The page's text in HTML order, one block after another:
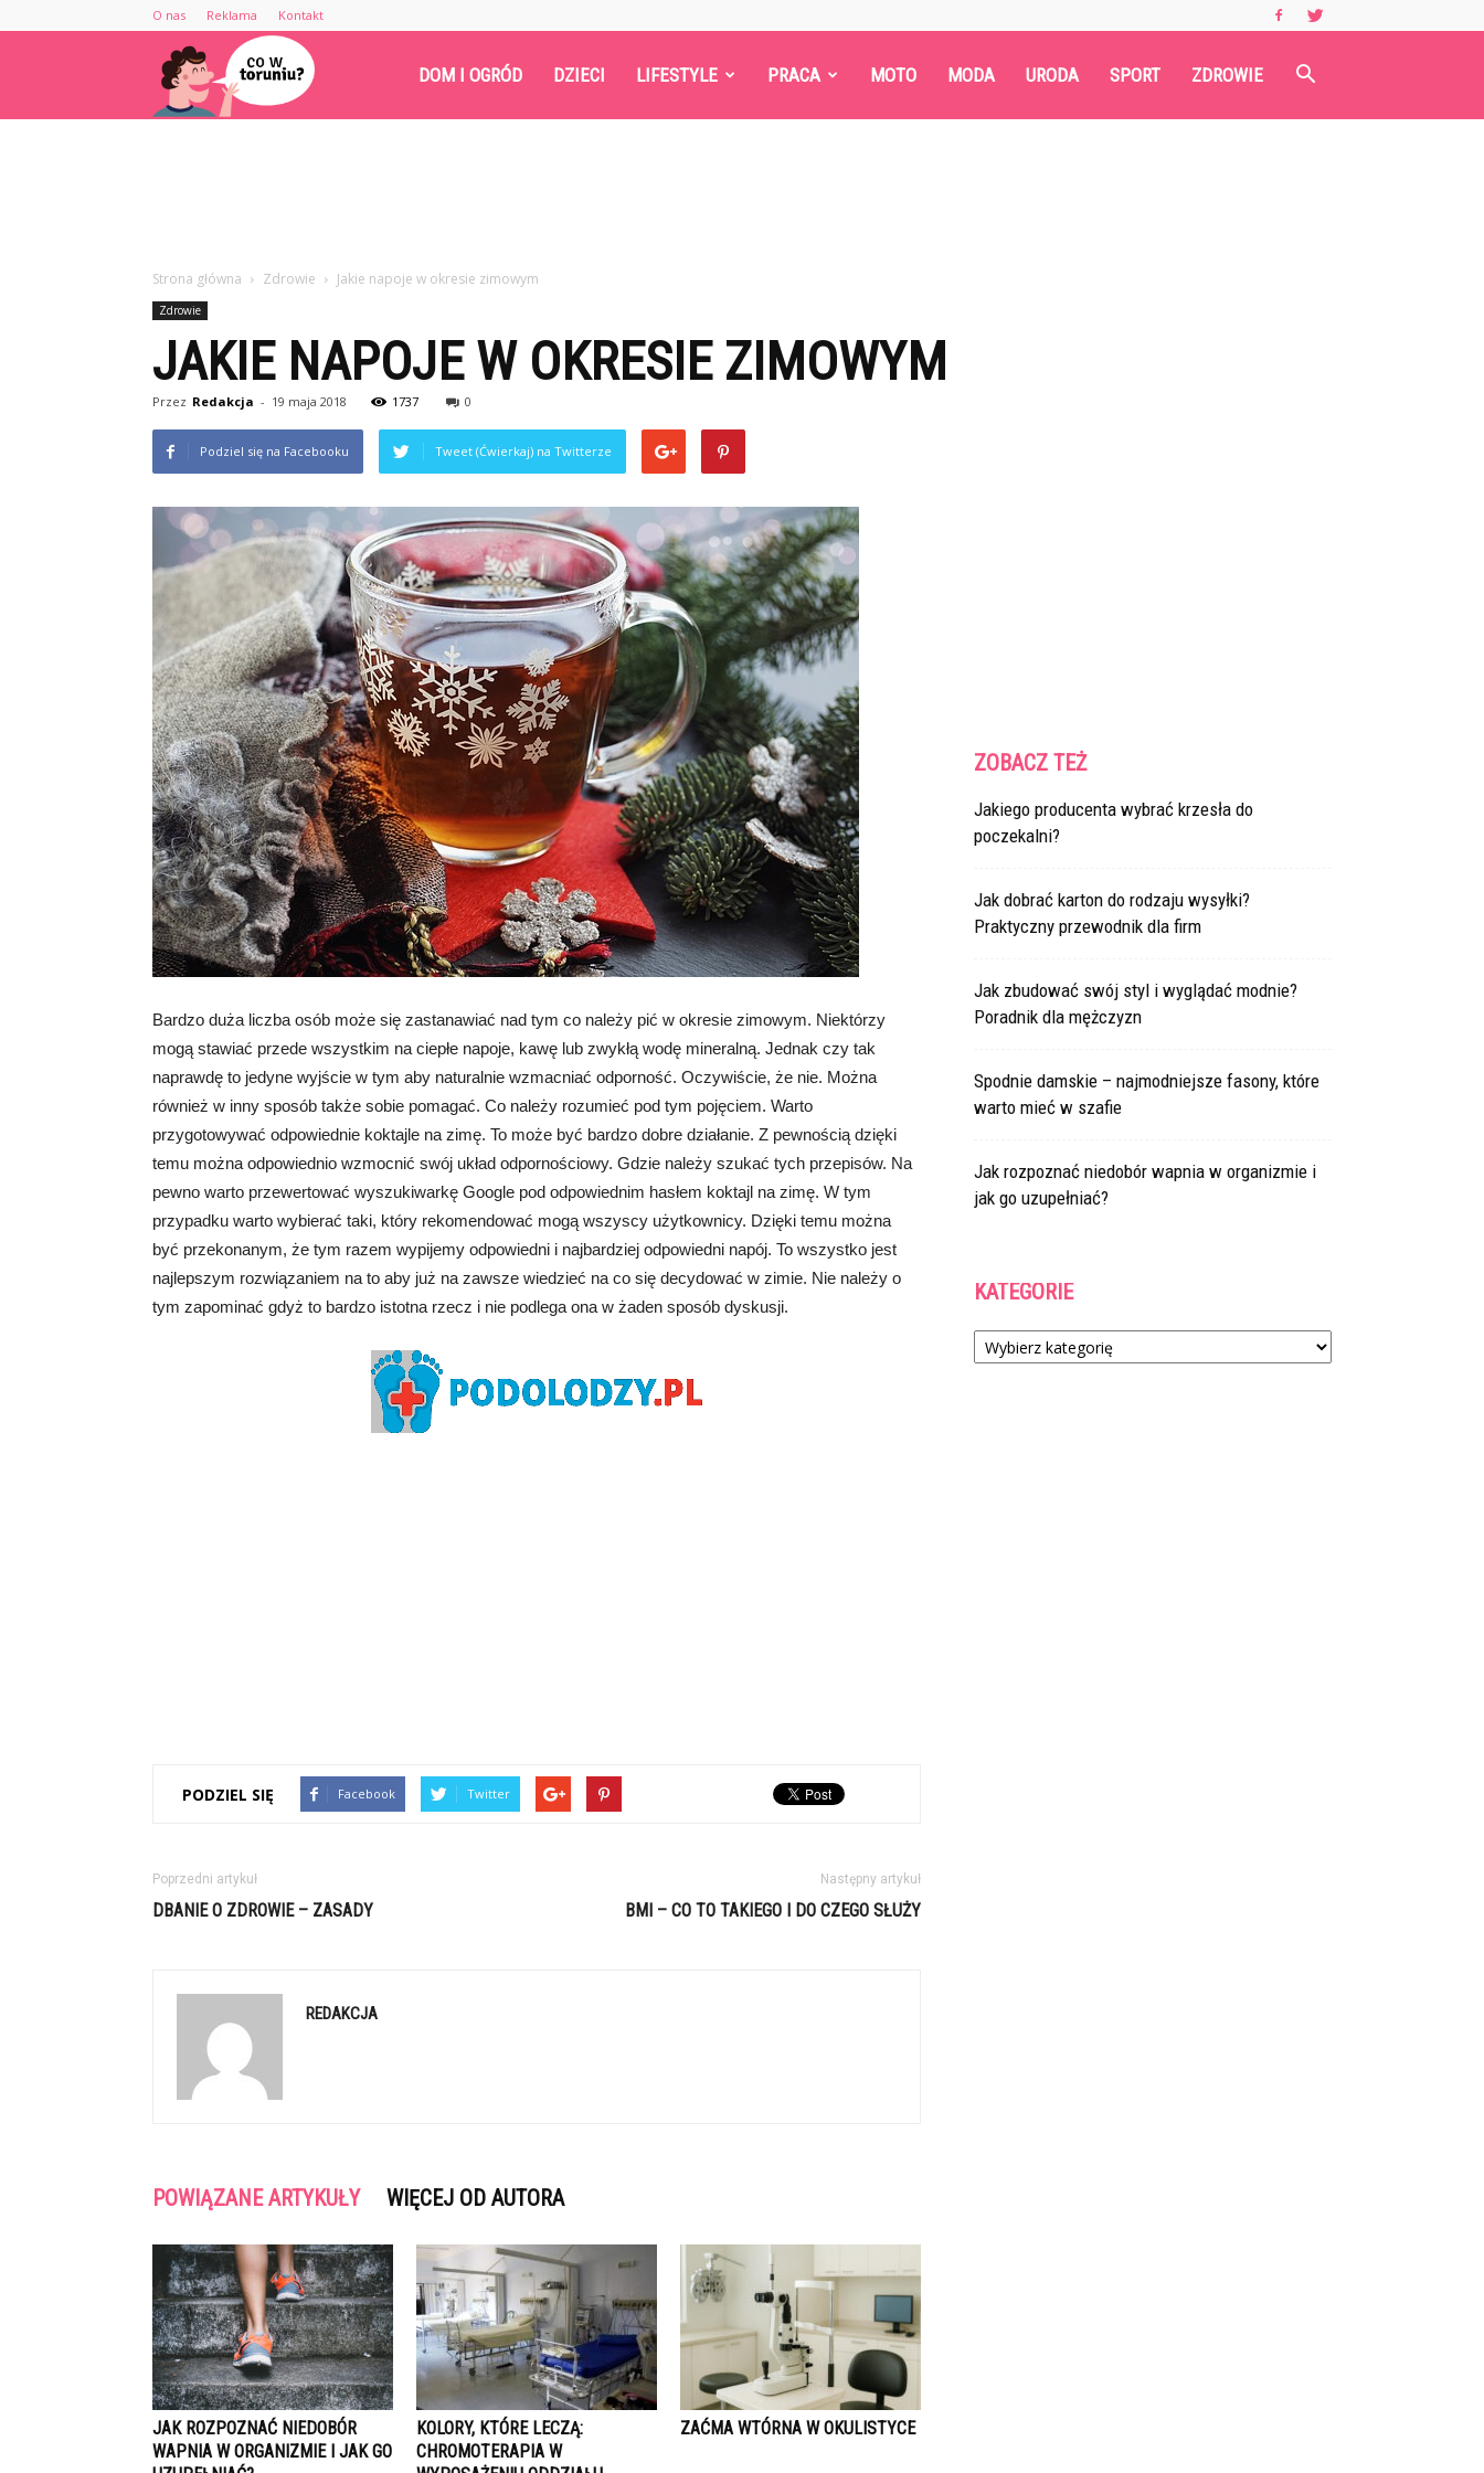
O nas Reklama Kontakt
Cowtoruniu.pl DOM I OGRÓD DZIECI LIFESTYLE PRACA MOTO MODA URODA SPORT ZDROWIE
Strona główna Zdrowie Jakie napoje w okresie zimowym
Zdrowie
JAKIE NAPOJE W OKRESIE ZIMOWYM
Przez Redakcja - 19 maja 2018 1737 0
Podziel się na Facebooku Tweet (Ćwierkaj) na Twitterze
Bardzo duża liczba osób może się zastanawiać nad tym co należy pić w okresie zimowym. Niektórzy
mogą stawiać przede wszystkim na ciepłe napoje, kawę lub zwykłą wodę mineralną. Jednak czy tak
naprawdę to jedyne wyjście w tym aby naturalnie wzmacniać odporność. Oczywiście, że nie. Można
również w inny sposób także sobie pomagać. Co należy rozumieć pod tym pojęciem. Warto
przygotowywać odpowiednie koktajle na zimę. To może być bardzo dobre działanie. Z pewnością dzięki
temu można odpowiednio wzmocnić swój układ odpornościowy. Gdzie należy szukać tych przepisów. Na
pewno warto przewertować wyszukiwarkę Google pod odpowiednim hasłem koktajl na zimę. W tym
przypadku warto wybierać taki, który rekomendować mogą wszyscy użytkownicy. Dzięki temu można
być przekonanym, że tym razem wypijemy odpowiedni i najbardziej odpowiedni napój. To wszystko jest
najlepszym rozwiązaniem na to aby już na zawsze wiedzieć na co się decydować w zimie. Nie należy o
tym zapominać gdyż to bardzo istotna rzecz i nie podlega ona w żaden sposób dyskusji.
PODZIEL SIĘ Facebook Twitter
Poprzedni artykuł
DBANIE O ZDROWIE – ZASADY
Następny artykuł
BMI – CO TO TAKIEGO I DO CZEGO SŁUŻY
REDAKCJA
POWIĄZANE ARTYKUŁY WIĘCEJ OD AUTORA
JAK ROZPOZNAĆ NIEDOBÓR
WAPNIA W ORGANIZMIE I JAK GO
KOLORY, KTÓRE LECZĄ:
CHROMOTERAPIA W
ZAĆMA WTÓRNA W OKULISTYCE
ZOBACZ TEŻ
Jakiego producenta wybrać krzesła do
poczekalni?
Jak dobrać karton do rodzaju wysyłki?
Praktyczny przewodnik dla firm
Jak zbudować swój styl i wyglądać modnie?
Poradnik dla mężczyzn
Spodnie damskie – najmodniejsze fasony, które
warto mieć w szafie
Jak rozpoznać niedobór wapnia w organizmie i
jak go uzupełniać?
KATEGORIE
Kategorie